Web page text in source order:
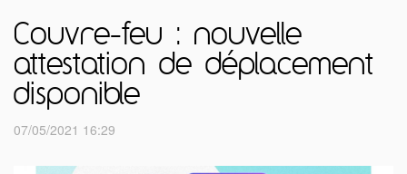
Couvre-feu : nouvelle
attestation de déplacement
disponible
07/05/2021 16:29